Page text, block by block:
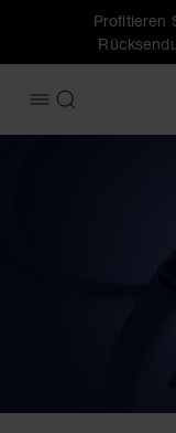
Profitieren
MENÜ ÖFFNEN
SUCHEN